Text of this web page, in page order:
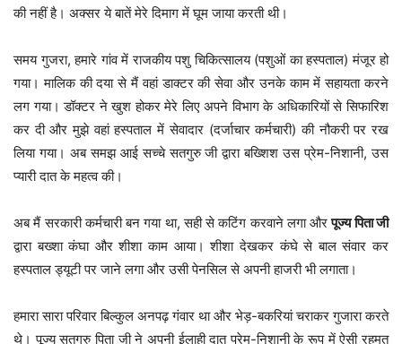
की नहीं है। अक्सर ये बातें मेरे दिमाग में घूम जाया करती थी।
समय गुजरा, हमारे गांव में राजकीय पशु चिकित्सालय (पशुओं का हस्पताल) मंजूर हो
गया। मालिक की दया से मैं वहां डाक्टर की सेवा और उनके काम में सहायता करने
लग गया। डॉक्टर ने खुश होकर मेरे लिए अपने विभाग के अधिकारियों से सिफारिश
कर दी और मुझे वहां हस्पताल में सेवादार (दर्जाचार कर्मचारी) की नौकरी पर रख
लिया गया। अब समझ आई सच्चे सतगुरु जी द्वारा बख्शिश उस प्रेम-निशानी, उस
प्यारी दात के महत्व की।
अब मैं सरकारी कर्मचारी बन गया था, सही से कटिंग करवाने लगा औरपूज्य पिता जी
द्वारा बख्शा कंघा और शीशा काम आया। शीशा देखकर कंघे से बाल संवार कर
हस्पताल ड्यूटी पर जाने लगा और उसी पेनसिल से अपनी हाजरी भी लगाता।
हमारा सारा परिवार बिल्कुल अनपढ़ गंवार था और भेड़-बकरियां चराकर गुजारा करते
थे। पूज्य सतगुरु पिता जी ने अपनी ईलाही दात प्रेम-निशानी के रूप में ऐसी रहमत